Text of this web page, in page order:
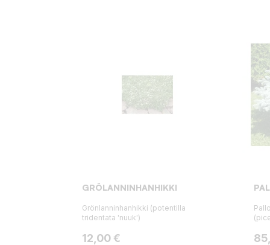
GRÖLANNINHANHIKKI
Grönlanninhanhikki (potentilla
tridentata 'nuuk')
Hinta
12,00 €